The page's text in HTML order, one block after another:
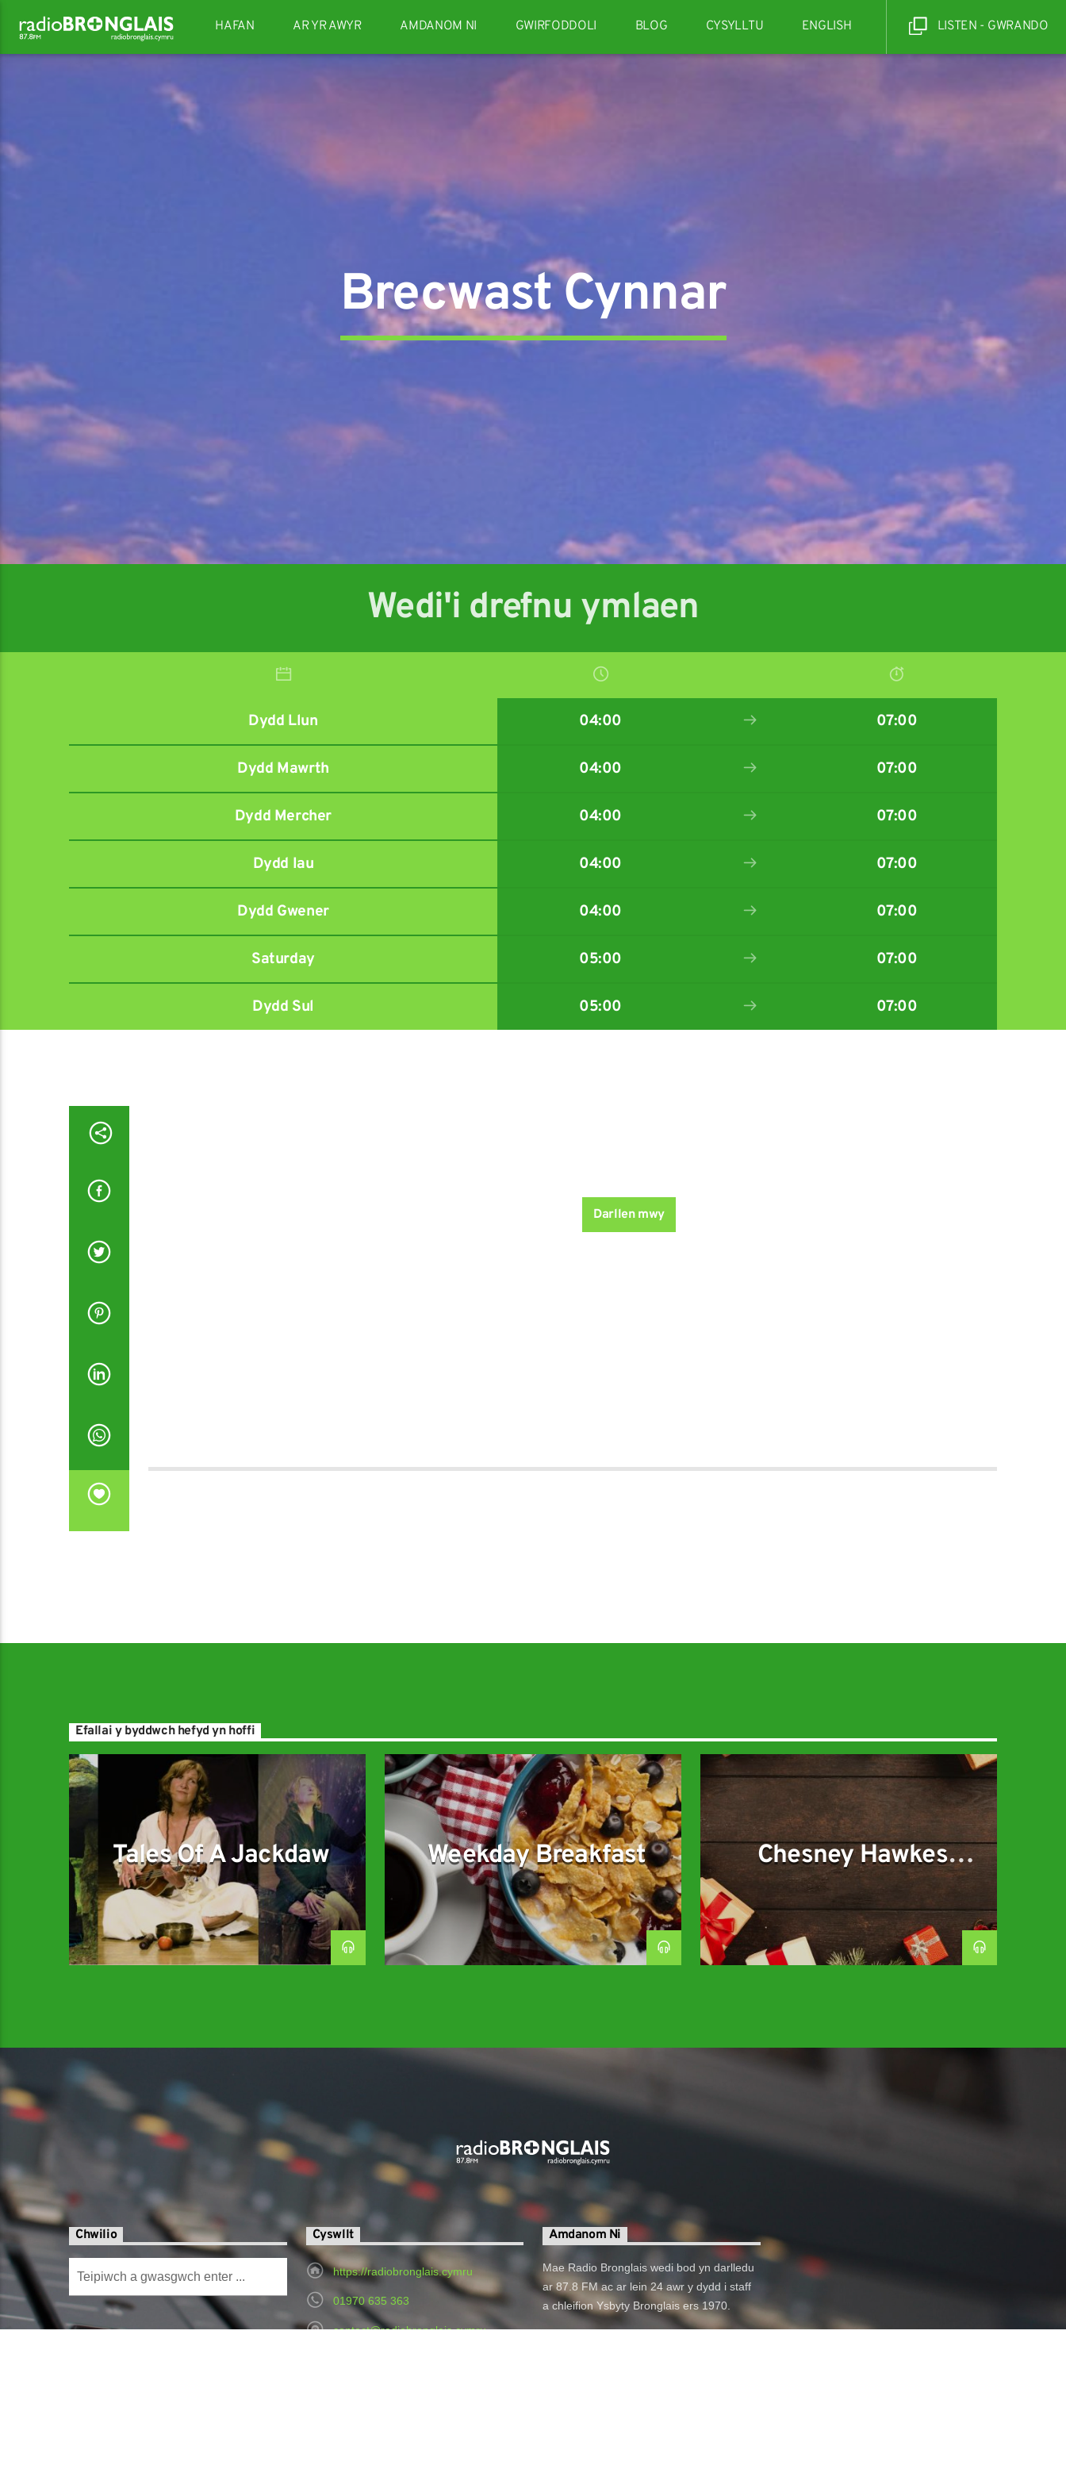
HAFAN AR YR AWYR AMDANOM NI GWIRFODDOLI BLOG CYSYLLTU ENGLISH LISTEN - GWRANDO
Brecwast Cynnar
Wedi'i drefnu ymlaen
Dydd Llun 04:00 07:00
Dydd Mawrth 04:00 07:00
Dydd Mercher 04:00 07:00
Dydd Iau 04:00 07:00
Dydd Gwener 04:00 07:00
Saturday 05:00 07:00
Dydd Sul 05:00 07:00
Darllen mwy
Efallai y byddwch hefyd yn hoffi
Tales Of A Jackdaw Weekday Breakfast
Chesney Hawkes
Christmas Show
Chwilio Cyswllt
https://radiobronglais.cymru
01970 635 363
contact@radiobronglais.cymru
Amdanom Ni
Mae Radio Bronglais wedi bod yn darlledu
ar 87.8 FM ac ar lein 24 awr y dydd i staff
a chleifion Ysbyty Bronglais ers 1970.